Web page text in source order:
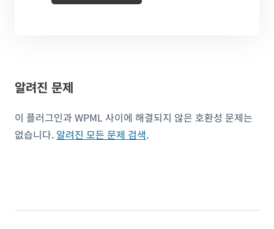
알려진 문제
이 플러그인과 WPML 사이에 해결되지 않은 호환성 문제는
없습니다. 알려진 모든 문제 검색.